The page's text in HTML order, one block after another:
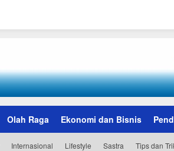
Olah Raga Ekonomi dan Bisnis
Internasional Lifestyle Sastra Tips dan